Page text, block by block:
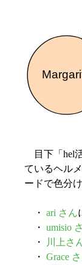
目下「hel
ているヘル
ードで色分
・ ari さん
・ umisio
・
川上さ
・ Grace